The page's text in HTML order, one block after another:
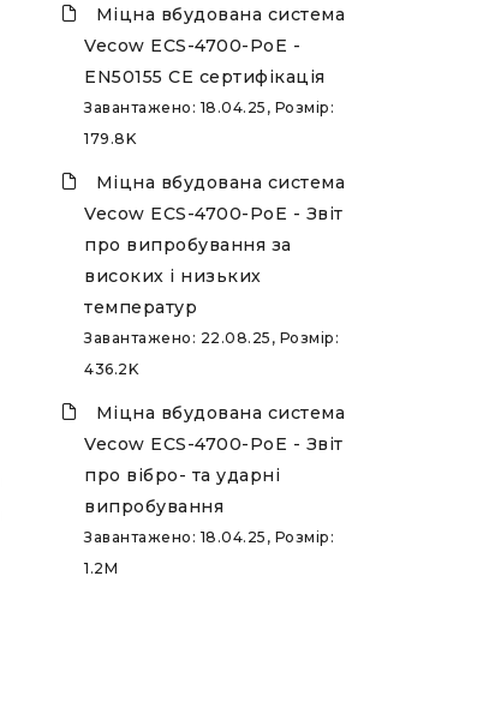
Міцна вбудована система
Vecow ECS-4700-PoE -
EN50155 CE сертифікація
Завантажено: 18.04.25, Розмір:
179.8K
Міцна вбудована система
Vecow ECS-4700-PoE - Звіт
про випробування за
високих і низьких
температур
Завантажено: 22.08.25, Розмір:
436.2K
Міцна вбудована система
Vecow ECS-4700-PoE - Звіт
про вібро- та ударні
випробування
Завантажено: 18.04.25, Розмір:
1.2M